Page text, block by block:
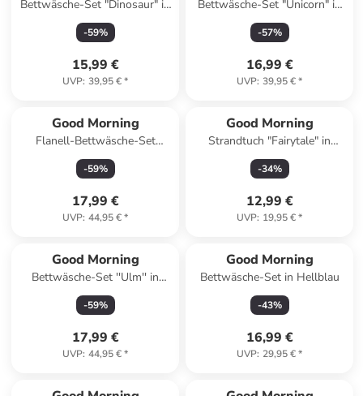
Bettwäsche-Set "Dinosaur" in
Mint/ Weiß/ Grün
-59%
15,99 €
UVP: 39,95 €*
Bettwäsche-Set "Unicorn" in
Pink/ Grün
-57%
16,99 €
UVP: 39,95 €*
Good Morning
Flanell-Bettwäsche-Set
"Ladida" in Rosa
-59%
17,99 €
UVP: 44,95 €*
Good Morning
Strandtuch "Fairytale" in
Hellblau/ Rosa/ Weiß
-34%
12,99 €
UVP: 19,95 €*
Good Morning
Bettwäsche-Set ''Ulm'' in
Hellgrau/ Blau
-59%
17,99 €
UVP: 44,95 €*
Good Morning
Bettwäsche-Set in Hellblau
-43%
16,99 €
UVP: 29,95 €*